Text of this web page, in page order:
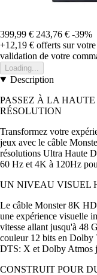
399,99 € 243,76 € -39%
+12,19 € offerts sur
validation de votre
Loading...
Description
PASSEZ À LA
RÉSOLUTION
Transformez votre
jeux avec le câble
résolutions Ultra Haute
60 Hz et 4K à 120Hz
UN NIVEAU VISUEL
Le câble Monster 8K
une expérience visuelle
vitesse allant jusqu'à 48
couleur 12 bits en
DTS: X et Dolby Atmos
CONSTRUIT POUR